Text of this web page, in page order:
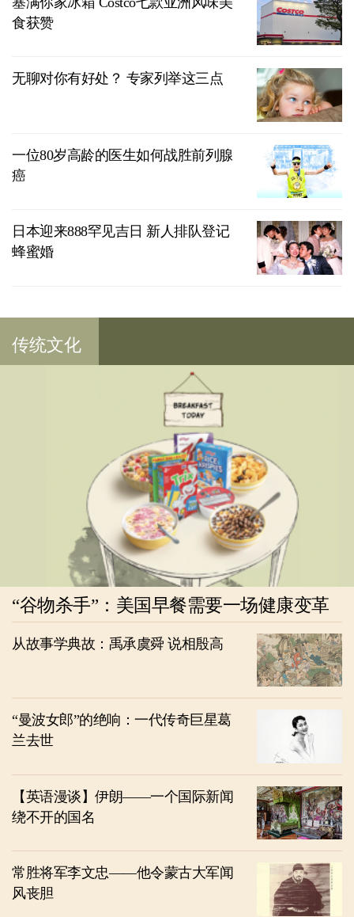
食获赞
无聊对你有好处？ 专家列举这三点
一位80岁高龄的医生如何战胜前列腺
癌
日本迎来888罕见吉日 新人排队登记
蜂蜜婚
传统文化
“谷物杀手”：美国早餐需要一场健康变革
从故事学典故：禹承虞舜 说相殷高
“曼波女郎”的绝响：一代传奇巨星葛
兰去世
【英语漫谈】伊朗——一个国际新闻
绕不开的国名
常胜将军李文忠——他令蒙古大军闻
风丧胆